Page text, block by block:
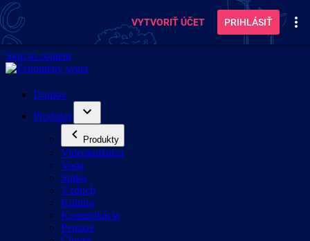
VYTVORIŤ ÚČET PRIHLÁSIŤ